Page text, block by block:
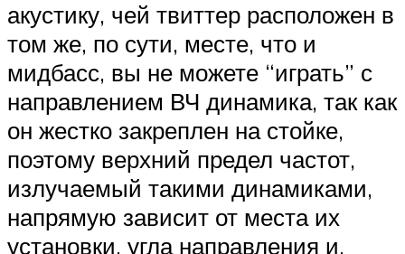
акустику, чей твиттер расположен в
том же, по сути, месте, что и
мидбасс, вы не можете “играть” с
направлением ВЧ динамика, так как
он жестко закреплен на стойке,
поэтому верхний предел частот,
излучаемый такими динамиками,
напрямую зависит от места их
установки, угла направления и,